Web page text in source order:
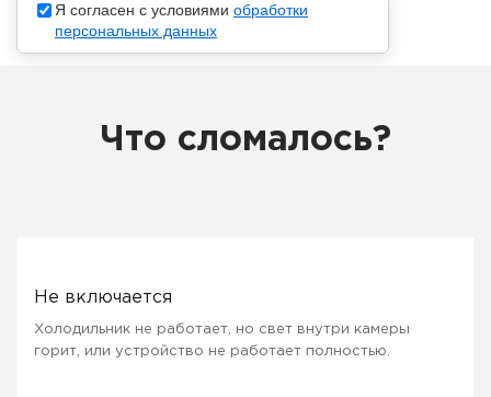
Что сломалось?
Не включается
Холодильник не работает, но свет внутри камеры
горит, или устройство не работает полностью.
Я согласен с условиями обработки
персональных данных